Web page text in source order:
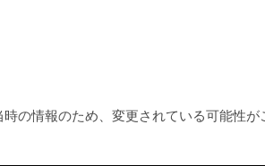
の情報のため、変更されている可能性が